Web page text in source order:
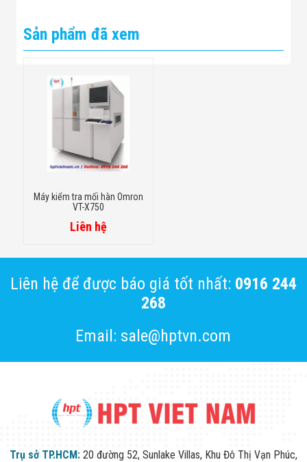
Sản phẩm đã xem
Máy kiểm tra mối hàn Omron
VT-X750
Liên hệ
Liên hệ để được báo giá tốt nhất: 0916 244
268
Email: sale@hptvn.com
Trụ sở TP.HCM: 20 đường 52, Sunlake Villas, Khu Đô Thị Vạn Phúc,